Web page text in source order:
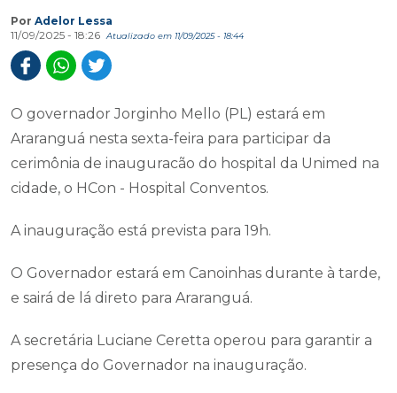
Por Adelor Lessa
11/09/2025 - 18:26
Atualizado em 11/09/2025 - 18:44
O governador Jorginho Mello (PL) estará em
Araranguá nesta sexta-feira para participar da
cerimônia de inauguracão do hospital da Unimed na
cidade, o HCon - Hospital Conventos.
A inauguração está prevista para 19h.
O Governador estará em Canoinhas durante à tarde,
e sairá de lá direto para Araranguá.
A secretária Luciane Ceretta operou para garantir a
presença do Governador na inauguração.